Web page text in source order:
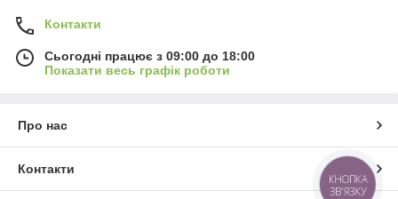
Контакти
Сьогодні працює з 09:00 до 18:00
Показати весь графік роботи
Про нас
Контакти
КНОПКА
ЗВ'ЯЗКУ